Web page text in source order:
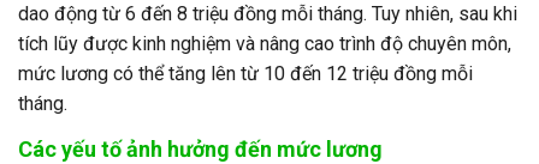
dao động từ 6 đến 8 triệu đồng mỗi tháng. Tuy nhiên, sau khi
tích lũy được kinh nghiệm và nâng cao trình độ chuyên môn,
mức lương có thể tăng lên từ 10 đến 12 triệu đồng mỗi
tháng.
Các yếu tố ảnh hưởng đến mức lương